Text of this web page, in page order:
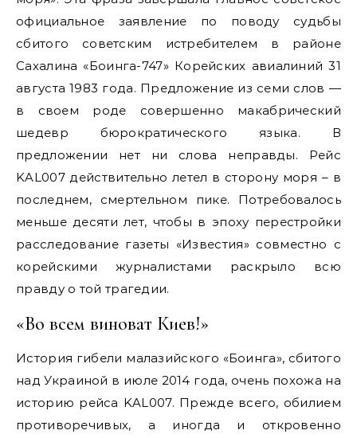
официальное заявление по поводу судьбы
сбитого советским истребителем в районе
Сахалина «Боинга-747» Корейских авиалиний 31
августа 1983 года. Предложение из семи слов —
в своем роде совершенно макабрический
шедевр бюрократического языка. В
предложении нет ни слова неправды. Рейс
KAL007 действительно летел в сторону моря – в
последнем, смертельном пике. Потребовалось
меньше десяти лет, чтобы в эпоху перестройки
расследование газеты «Известия» совместно с
корейскими журналистами раскрыло всю
правду о той трагедии.
«Во всем виноват Киев!»
История гибели малазийского «Боинга», сбитого
над Украиной в июле 2014 года, очень похожа на
историю рейса KAL007. Прежде всего, обилием
противоречивых, а иногда и откровенно